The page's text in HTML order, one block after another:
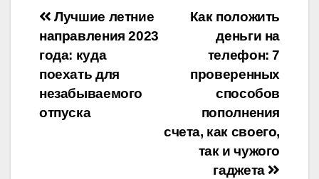
Навигация
по
записям
Как положить
деньги на
телефон: 7
проверенных
способов
пополнения
счета, как своего,
так и чужого
гаджета
Лучшие летние
направления 2023
года: куда
поехать для
незабываемого
отпуска